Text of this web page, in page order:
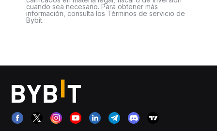
cuando sea necesario. Para obtener más
información, consulta los Términos de servicio de
Bybit.